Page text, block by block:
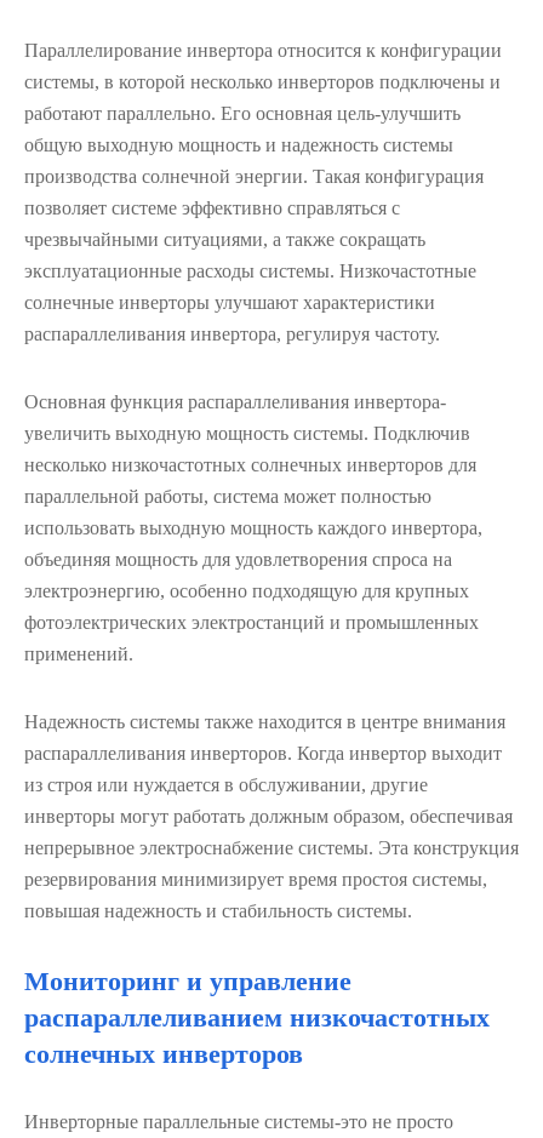
Параллелирование инвертора относится к конфигурации
системы, в которой несколько инверторов подключены и
работают параллельно. Его основная цель-улучшить
общую выходную мощность и надежность системы
производства солнечной энергии. Такая конфигурация
позволяет системе эффективно справляться с
чрезвычайными ситуациями, а также сокращать
эксплуатационные расходы системы. Низкочастотные
солнечные инверторы улучшают характеристики
распараллеливания инвертора, регулируя частоту.
Основная функция распараллеливания инвертора-
увеличить выходную мощность системы. Подключив
несколько низкочастотных солнечных инверторов для
параллельной работы, система может полностью
использовать выходную мощность каждого инвертора,
объединяя мощность для удовлетворения спроса на
электроэнергию, особенно подходящую для крупных
фотоэлектрических электростанций и промышленных
применений.
Надежность системы также находится в центре внимания
распараллеливания инверторов. Когда инвертор выходит
из строя или нуждается в обслуживании, другие
инверторы могут работать должным образом, обеспечивая
непрерывное электроснабжение системы. Эта конструкция
резервирования минимизирует время простоя системы,
повышая надежность и стабильность системы.
Мониторинг и управление
распараллеливанием низкочастотных
солнечных инверторов
Инверторные параллельные системы-это не просто